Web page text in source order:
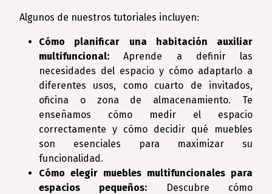
Algunos de nuestros tutoriales incluyen:
Cómo planificar una habitación auxiliar
multifuncional: Aprende a definir las
necesidades del espacio y cómo adaptarlo a
diferentes usos, como cuarto de invitados,
oficina o zona de almacenamiento. Te
enseñamos cómo medir el espacio
correctamente y cómo decidir qué muebles
son esenciales para maximizar su
funcionalidad.
Cómo elegir muebles multifuncionales para
espacios pequeños: Descubre cómo